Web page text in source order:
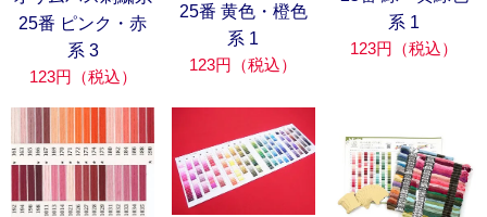
25番 ピンク・赤
系 3
123円（税込）
25番 黄色・橙色
系 1
123円（税込）
系 1
123円（税込）